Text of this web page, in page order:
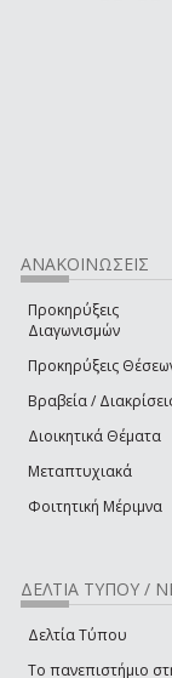
ΑΝΑΚΟΙΝΩΣΕΙΣ
Προκηρύξεις
Διαγωνισμών
Προκηρύξεις
Βραβεία /
Διοικητικά Θέματα
Μεταπτυχιακά
Φοιτητική Μέριμνα
ΔΕΛΤΙΑ ΤΥΠΟΥ /
Δελτία Τύπου
Το πανεπιστήμιο